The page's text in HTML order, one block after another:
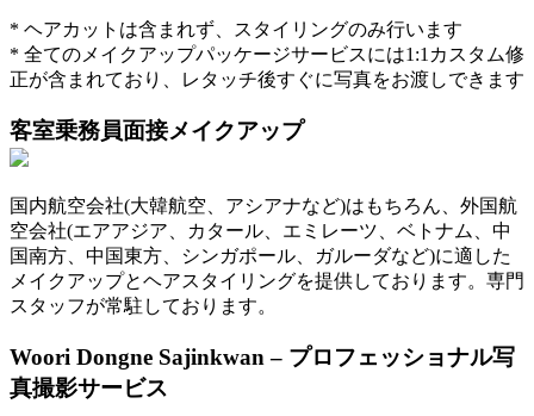
* ヘアカットは含まれず、スタイリングのみ行います
* 全てのメイクアップパッケージサービスには1:1カスタム修
正が含まれており、レタッチ後すぐに写真をお渡しできます
客室乗務員面接メイクアップ
国内航空会社(大韓航空、アシアナなど)はもちろん、外国航
空会社(エアアジア、カタール、エミレーツ、ベトナム、中
国南方、中国東方、シンガポール、ガルーダなど)に適した
メイクアップとヘアスタイリングを提供しております。専門
スタッフが常駐しております。
Woori Dongne Sajinkwan – プロフェッショナル写
真撮影サービス